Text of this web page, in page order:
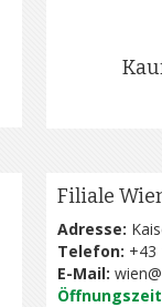
Filiale
Adresse:
Telefon: +43
E-Mail: